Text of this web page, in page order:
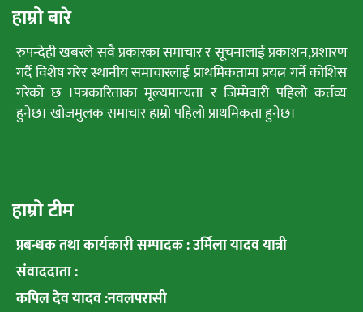
हाम्रो बारे
रुपन्देही खबरले सवै प्रकारका समाचार र सूचनालाई प्रकाशन,प्रशारण
गर्दै विशेष गरेर स्थानीय समाचारलाई प्राथमिकतामा प्रयत्न गर्ने कोशिस
गरेको छ ।पत्रकारिताका मूल्यमान्यता र जिम्मेवारी पहिलो कर्तव्य
हुनेछ। खोजमुलक समाचार हाम्रो पहिलो प्राथमिकता हुनेछ।
हाम्रो टीम
प्रबन्धक तथा कार्यकारी सम्पादक : उर्मिला यादव यात्री
संवाददाता :
कपिल देव यादव :नवलपरासी